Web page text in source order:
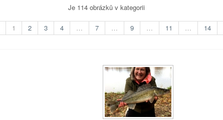
Je 114 obrázků v kategorii
1 2 3 4 … 7 … 9 … 11 … 14